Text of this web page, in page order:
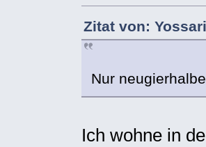
Zitat von:
Nur
Ich wohne in